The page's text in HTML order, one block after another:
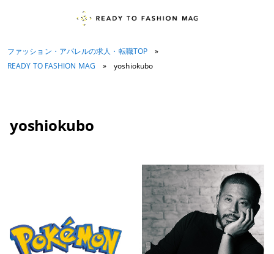
ファッション・アパレルの求人・転職TOP
»
READY TO FASHION MAG
» yoshiokubo
yoshiokubo